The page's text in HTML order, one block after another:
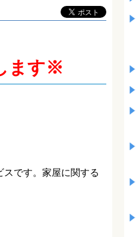
ます※
スです。家屋に関する